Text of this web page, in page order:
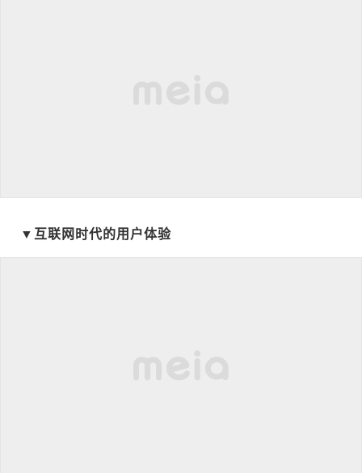
▼互联网时代的用户体验